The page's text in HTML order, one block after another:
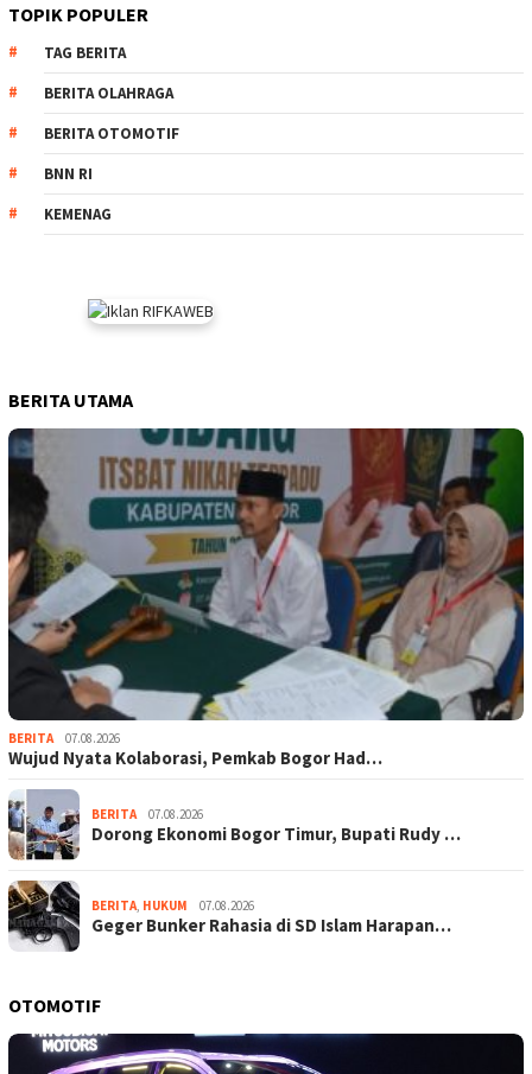
TOPIK POPULER
TAG BERITA
BERITA OLAHRAGA
BERITA OTOMOTIF
BNN RI
KEMENAG
BERITA UTAMA
BERITA 07.08.2026
Wujud Nyata Kolaborasi, Pemkab Bogor Had…
BERITA 07.08.2026
Dorong Ekonomi Bogor Timur, Bupati Rudy …
BERITA, HUKUM 07.08.2026
Geger Bunker Rahasia di SD Islam Harapan…
OTOMOTIF